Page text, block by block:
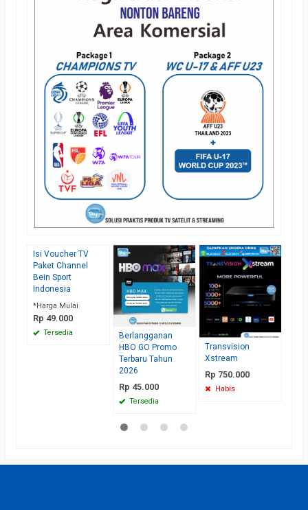
Isi Voucher TV
Paket Channel
Bein Sport
Indonesia
*Harga Mulai
Rp 49.000
Tersedia
Berlangganan
HBO GO Promo
Terbaru Tahun
2026
Rp 45.000
Tersedia
Transvision
Xstream
Rp 750.000
Habis